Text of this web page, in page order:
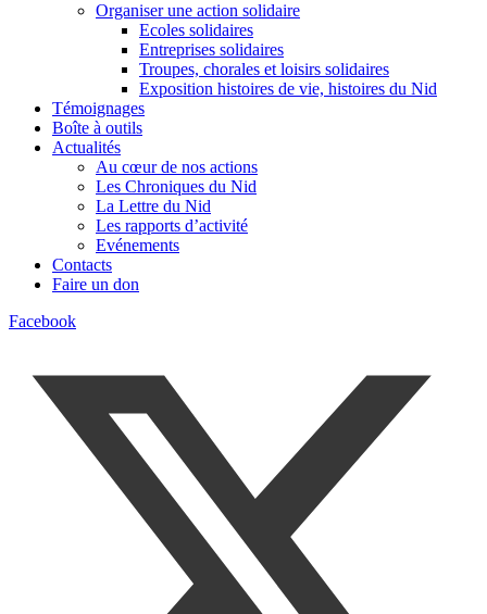
Organiser une action solidaire
Ecoles solidaires
Entreprises solidaires
Troupes, chorales et loisirs solidaires
Exposition histoires de vie, histoires du Nid
Témoignages
Boîte à outils
Actualités
Au cœur de nos actions
Les Chroniques du Nid
La Lettre du Nid
Les rapports d’activité
Evénements
Contacts
Faire un don
Facebook